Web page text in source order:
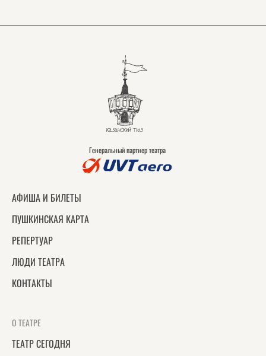
Генеральный партнер театра
АФИША И БИЛЕТЫ
ПУШКИНСКАЯ КАРТА
РЕПЕРТУАР
ЛЮДИ ТЕАТРА
КОНТАКТЫ
О ТЕАТРЕ
ТЕАТР СЕГОДНЯ